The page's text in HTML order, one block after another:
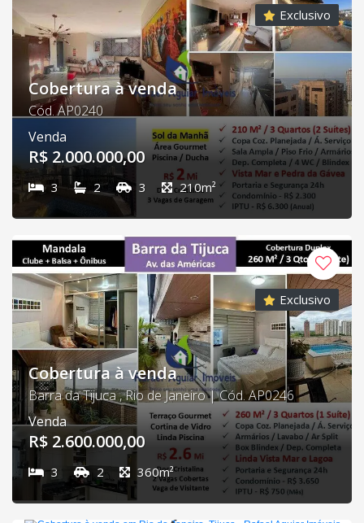
Exclusivo
Cobertura à venda
Cód. AP0240
Venda
R$ 2.000.000,00
3 2 3 210m²
Exclusivo
Cobertura à venda
Barra da Tijuca , Rio de Janeiro | Cód. AP0246
Venda
R$ 2.600.000,00
3 2 360m²